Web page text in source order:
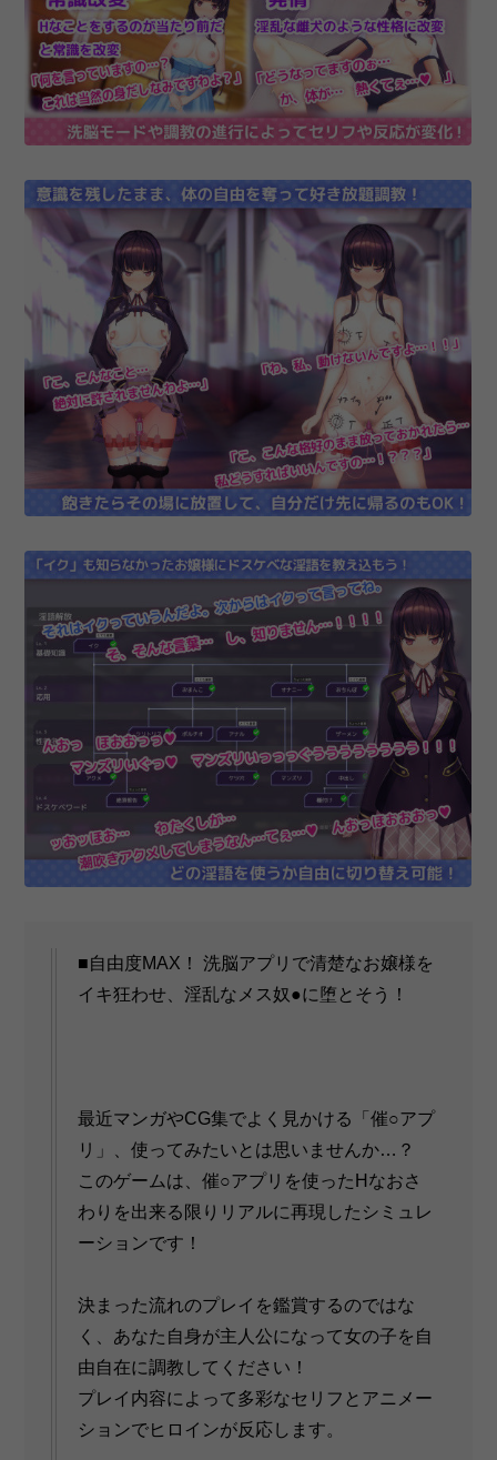
■自由度MAX！ 洗脳アプリで清楚なお嬢様を
イキ狂わせ、淫乱なメス奴●に堕とそう！
最近マンガやCG集でよく見かける「催○アプ
リ」、使ってみたいとは思いませんか…？
このゲームは、催○アプリを使ったHなおさ
わりを出来る限りリアルに再現したシミュレ
ーションです！
決まった流れのプレイを鑑賞するのではな
く、あなた自身が主人公になって女の子を自
由自在に調教してください！
プレイ内容によって多彩なセリフとアニメー
ションでヒロインが反応します。